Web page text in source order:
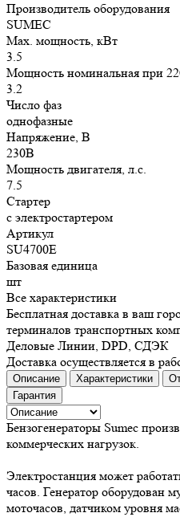
Производитель оборудования
SUMEC
Max. мощность, кВт
3.5
Мощность номинальная при
3.2
Число фаз
однофазные
Напряжение, В
230В
Мощность двигателя, л.с.
7.5
Стартер
с электростартером
Артикул
SU4700E
Базовая единица
шт
Все характеристики
Бесплатная доставка в ваш
терминалов транспортных
Деловые Линии, DPD, СДЭК
Доставка осуществляется в
Описание Характеристики
Гарантия
Бензогенераторы Sumec
коммерческих нагрузок.
Электростанция может
часов. Генератор оборудован
моточасов, датчиком уровня